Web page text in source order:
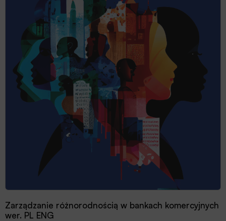
Zarządzanie różnorodnością w bankach komercyjnych
wer. PL ENG